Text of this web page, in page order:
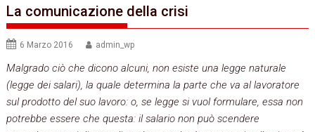
La comunicazione della crisi
6 Marzo 2016 admin_wp
Malgrado ciò che dicono alcuni, non esiste una legge naturale
(legge dei salari), la quale determina la parte che va al lavoratore
sul prodotto del suo lavoro: o, se legge si vuol formulare, essa non
potrebbe essere che questa: il salario non può scendere